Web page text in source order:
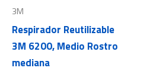
3M
Respirador Reutilizable
3M 6200, Medio Rostro
mediana